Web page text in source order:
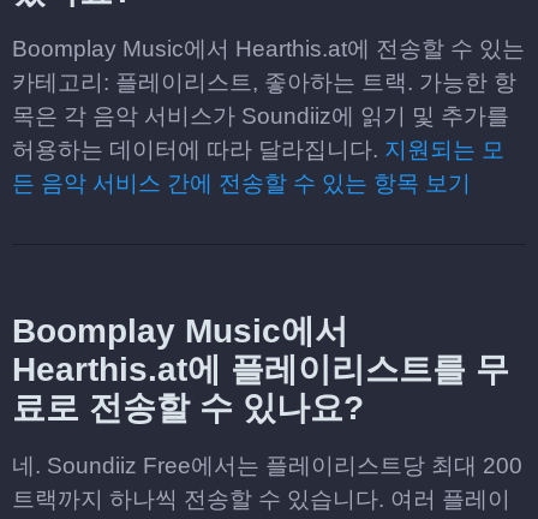
Boomplay Music에서 Hearthis.at에 전송할 수 있는
카테고리: 플레이리스트, 좋아하는 트랙. 가능한 항
목은 각 음악 서비스가 Soundiiz에 읽기 및 추가를
허용하는 데이터에 따라 달라집니다. 지원되는 모
든 음악 서비스 간에 전송할 수 있는 항목 보기
Boomplay Music에서
Hearthis.at에 플레이리스트를 무
료로 전송할 수 있나요?
네. Soundiiz Free에서는 플레이리스트당 최대 200
트랙까지 하나씩 전송할 수 있습니다. 여러 플레이